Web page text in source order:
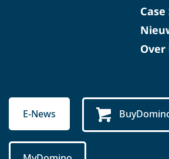
Over
E-News